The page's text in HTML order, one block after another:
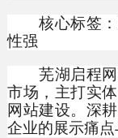
核心标签：
性强
芜湖启程网
市场，主打实
网站建设。深
企业的展示痛点